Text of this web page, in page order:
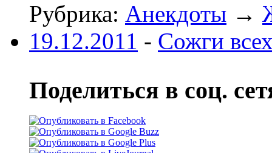
Рубрика: Анекдоты →
19.12.2011 - Сожги
Поделиться в соц.